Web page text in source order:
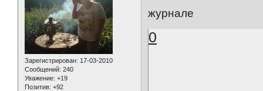
Зарегистрирован: 17-03-2010
Сообщений: 240
Уважение: +19
Позитив: +92
журнале
0